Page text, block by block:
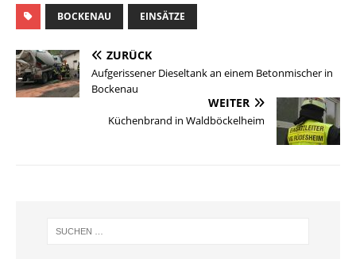
BOCKENAU EINSÄTZE
ZURÜCK
Aufgerissener Dieseltank an einem Betonmischer in
Bockenau
WEITER
Küchenbrand in Waldböckelheim